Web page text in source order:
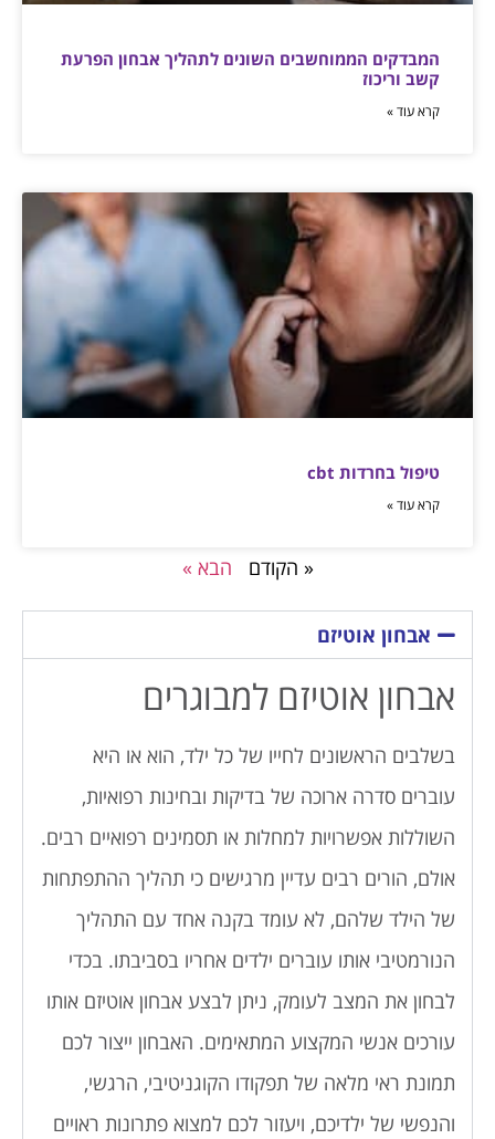
המבדקים הממוחשבים השונים לתהליך אבחון הפרעת
קשב וריכוז
קרא עוד »
טיפול בחרדות cbt
קרא עוד »
« הקודם הבא »
אבחון אוטיזם
אבחון אוטיזם למבוגרים
בשלבים הראשונים לחייו של כל ילד, הוא או היא
עוברים סדרה ארוכה של בדיקות ובחינות רפואיות,
השוללות אפשרויות למחלות או תסמינים רפואיים רבים.
אולם, הורים רבים עדיין מרגישים כי תהליך ההתפתחות
של הילד שלהם, לא עומד בקנה אחד עם התהליך
הנורמטיבי אותו עוברים ילדים אחריו בסביבתו. בכדי
לבחון את המצב לעומק, ניתן לבצע אבחון אוטיזם אותו
עורכים אנשי המקצוע המתאימים. האבחון ייצור לכם
תמונת ראי מלאה של תפקודו הקוגניטיבי, הרגשי,
והנפשי של ילדיכם, ויעזור לכם למצוא פתרונות ראויים